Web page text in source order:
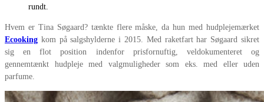
rundt.
Hvem er Tina Søgaard? tænkte flere måske, da hun med hudplejemærket
Ecooking kom på salgshylderne i 2015. Med raketfart har Søgaard sikret
sig en flot position indenfor prisfornuftig, veldokumenteret og
gennemtænkt hudpleje med valgmuligheder som eks. med eller uden
parfume.